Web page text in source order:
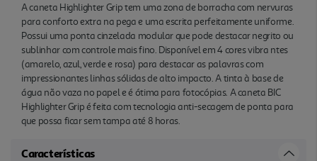
A caneta Highlighter Grip tem uma zona de borracha com nervuras
para conforto extra na pega e uma escrita perfeitamente uniforme.
Possui uma ponta cinzelada modular que pode destacar negrito ou
sublinhar com controle mais fino. Disponível em 4 cores vibra ntes
(amarelo, azul, verde e rosa) para destacar as palavras com
impressionantes linhas sólidas de alto impacto. A tinta à base de
água não vaza no papel e é ótima para fotocópias. A caneta BIC
Highlighter Grip é feita com tecnologia anti-secagem de ponta para
que possa ficar sem tampa até 8 horas.
Características